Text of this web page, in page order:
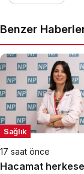
Benzer
Sağlık
17 saat önce
Hacamat